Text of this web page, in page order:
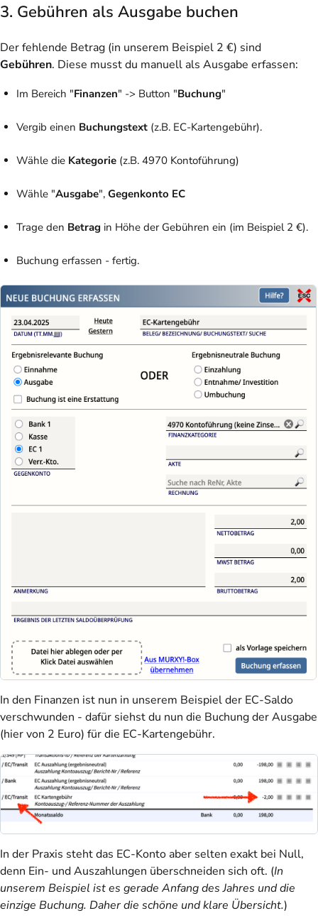
3. Gebühren als Ausgabe buchen
Der fehlende Betrag (in unserem Beispiel 2 €) sind
Gebühren. Diese musst du manuell als Ausgabe erfassen:
Im Bereich "Finanzen" -> Button "Buchung"
Vergib einen Buchungstext(z.B. EC-Kartengebühr).
Wähle die Kategorie(z.B. 4970 Kontoführung)
Wähle "Ausgabe",Gegenkonto EC
Trage den Betrag in Höhe der Gebühren ein (im Beispiel 2 €).
Buchung erfassen - fertig.
In den Finanzen ist nun in unserem Beispiel der EC-Saldo
verschwunden - dafür siehst du nun die Buchung der Ausgabe
(hier von 2 Euro) für die EC-Kartengebühr.
In der Praxis steht das EC-Konto aber selten exakt bei Null,
denn Ein- und Auszahlungen überschneiden sich oft. (In
unserem Beispiel ist es gerade Anfang des Jahres und die
einzige Buchung. Daher die schöne und klare Übersicht.)